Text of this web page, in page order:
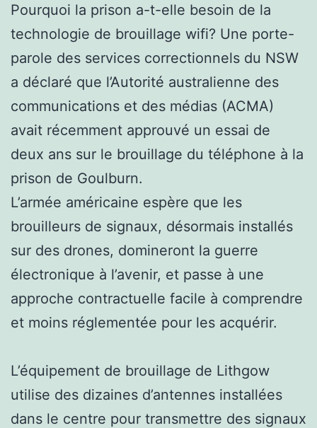
Pourquoi la prison a-t-elle besoin de la
technologie de brouillage wifi? Une porte-
parole des services correctionnels du NSW
a déclaré que l’Autorité australienne des
communications et des médias (ACMA)
avait récemment approuvé un essai de
deux ans sur le brouillage du téléphone à la
prison de Goulburn.
L’armée américaine espère que les
brouilleurs de signaux, désormais installés
sur des drones, domineront la guerre
électronique à l’avenir, et passe à une
approche contractuelle facile à comprendre
et moins réglementée pour les acquérir.
L’équipement de brouillage de Lithgow
utilise des dizaines d’antennes installées
dans le centre pour transmettre des signaux